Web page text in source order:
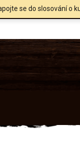
se do slosování o